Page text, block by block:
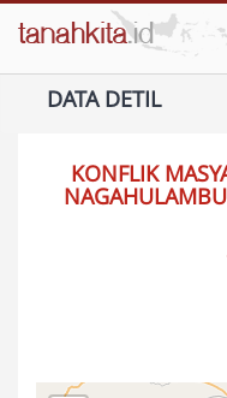
DATA DETIL
KONFLIK